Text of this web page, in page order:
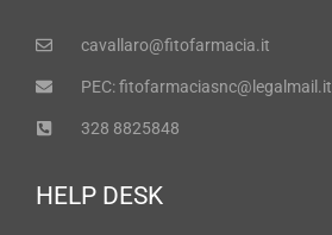
cavallaro@fitofarmacia.it
PEC: fitofarmaciasnc@legalmail.it
328 8825848
HELP DESK